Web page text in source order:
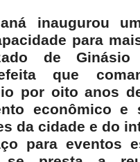
inaugurou
para
de Ginásio
que
por oito anos
econômico e
da cidade e do
para eventos